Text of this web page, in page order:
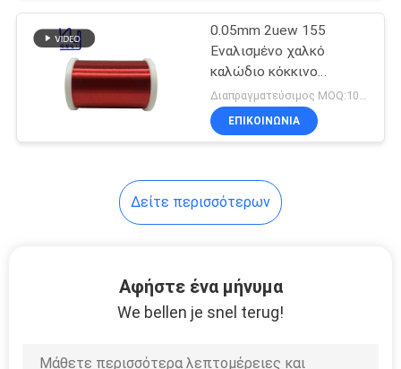
Φίλτρο
ηλεκτροφόρων
καλωδίων
Μετασχηματιστής
0.05mm 2uew 155
Εναλισμένο χαλκό
καλώδιο κόκκινο
μαγνήτης περιτύλιγμα
Διαπραγματεύσιμος MOQ:10 κιλά
ΕΠΙΚΟΙΝΩΝΙΑ
Δείτε περισσότερων
Αφήστε ένα μήνυμα
We bellen je snel terug!